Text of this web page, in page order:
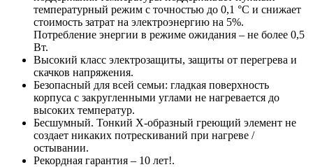
температурный режим с точностью до 0,1 °C и снижает
стоимость затрат на электроэнергию на 5%.
Потребление энергии в режиме ожидания – не более 0,5
Вт.
Высокий класс электрозащиты, защиты от перегрева и
скачков напряжения.
Безопасный для всей семьи: гладкая поверхность
корпуса с закругленными углами не нагревается до
высоких температур.
Бесшумный. Тонкий Х-образный греющий элемент не
создает никаких потрескиваний при нагреве /
остывании.
Рекордная гарантия – 10 лет!.